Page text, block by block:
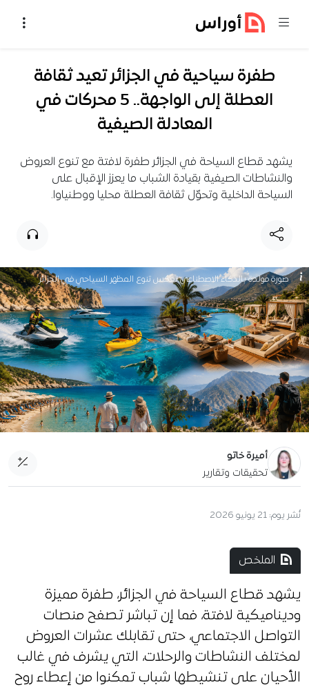
طفرة سياحية في الجزائر تعيد ثقافة
العطلة إلى الواجهة.. 5 محركات في
المعادلة الصيفية
يشهد قطاع السياحة في الجزائر طفرة لافتة مع تنوع العروض
والنشاطات الصيفية بقيادة الشباب ما يعزز الإقبال على
السياحة الداخلية وتحوّل ثقافة العطلة محليا ووطنياوا.
صورة مولدة بالذكاء الاصطناعي تعكس تنوع المظهر السياحي في الجزائر
أميرة خاتو
تحقيقات وتقارير
نُشر يوم: 21 يونيو 2026
الملخص
يشهد قطاع السياحة في الجزائر، طفرة مميزة
وديناميكية لافتة، فما إن تباشر تصفح منصات
التواصل الاجتماعي، حتى تقابلك عشرات العروض
لمختلف النشاطات والرحلات، التي يشرف في غالب
الأحيان على تنشيطها شباب تمكنوا من إعطاء روح